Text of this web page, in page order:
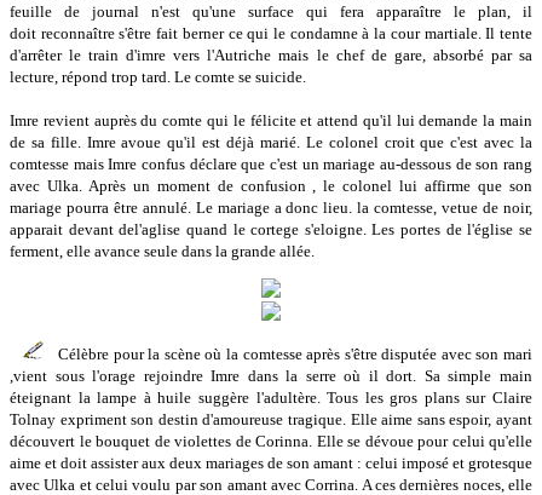
feuille de journal n'est qu'une surface qui fera apparaître le plan, il
doit reconnaître s'être fait berner ce qui le condamne à la cour martiale. Il tente
d'arrêter le train d'imre vers l'Autriche mais le chef de gare, absorbé par sa
lecture, répond trop tard. Le comte se suicide.
Imre revient auprès du comte qui le félicite et attend qu'il lui demande la main
de sa fille. Imre avoue qu'il est déjà marié. Le colonel croit que c'est avec la
comtesse mais Imre confus déclare que c'est un mariage au-dessous de son rang
avec Ulka. Après un moment de confusion , le colonel lui affirme que son
mariage pourra être annulé. Le mariage a donc lieu. la comtesse, vetue de noir,
apparait devant del'aglise quand le cortege s'eloigne. Les portes de l'église se
ferment, elle avance seule dans la grande allée.
Célèbre pour la scène où la comtesse après s'être disputée avec son mari
,vient sous l'orage rejoindre Imre dans la serre où il dort. Sa simple main
éteignant la lampe à huile suggère l'adultère. Tous les gros plans sur Claire
Tolnay expriment son destin d'amoureuse tragique. Elle aime sans espoir, ayant
découvert le bouquet de violettes de Corinna. Elle se dévoue pour celui qu'elle
aime et doit assister aux deux mariages de son amant : celui imposé et grotesque
avec Ulka et celui voulu par son amant avec Corrina. A ces dernières noces, elle